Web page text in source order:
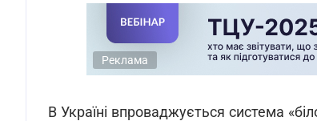
Реклама
В Україні впроваджується система